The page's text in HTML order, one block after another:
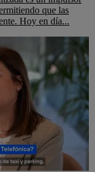
que las
Hoy en día...